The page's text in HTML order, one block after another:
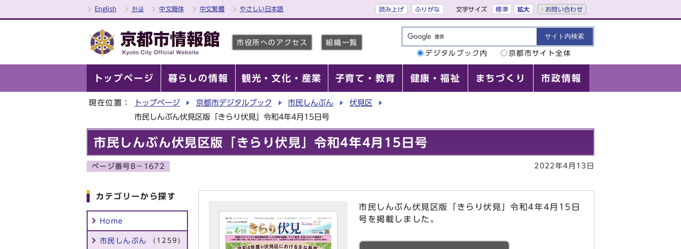
English 한글 中文簡体 中文繁體 やさしい日本語 読み上げ ふりがな 文字サイズ 標準 拡大 お問い合わせ
市役所へのアクセス
組織一覧
デジタルブック内
京都市サイト全体
トップページ 暮らしの情報 観光・文化・産業 子育て・教育 健康・福祉 まちづくり 市政情報
現在位置： トップページ 京都市デジタルブック 市民しんぶん
伏見区
市民しんぶん伏見区版「きらり伏見」令和4年4月15日号
市民しんぶん伏見区版「きらり伏見」令和4年4月15日号
ページ番号B－1672 2022年4月13日
カテゴリーから探す
Home
市民しんぶん (1259)
市民しんぶん伏見区版「きらり伏見」令和4年4月15日
号を掲載しました。